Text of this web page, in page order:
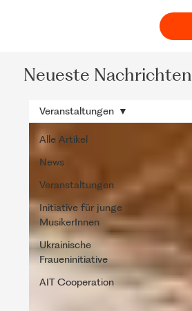
Neueste Nachrichten
Alle Artikel
News
Veranstaltungen
Initiative für junge
MusikerInnen
Ukrainische
Fraueninitiative
AIT Cooperation
Veranstaltungen